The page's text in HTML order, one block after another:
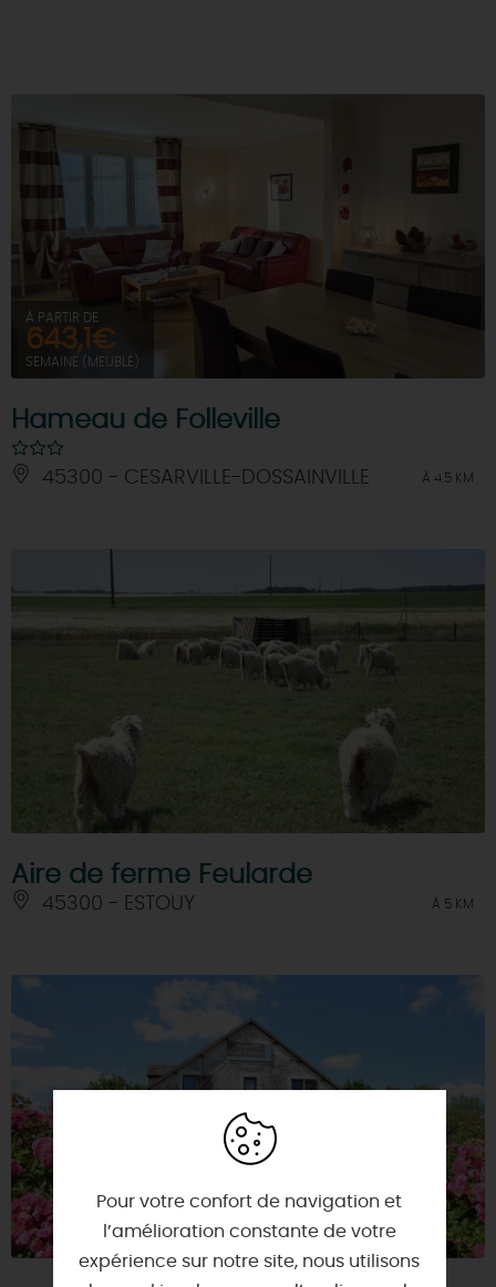
TOUT L'AGENDA
À PARTIR DE
643,1€
SEMAINE (MEUBLÉ)
Hameau de Folleville
45300 - CESARVILLE-DOSSAINVILLE À 4.5 KM
Aire de ferme Feularde
45300 - ESTOUY À 5 KM
Pour votre confort de navigation et
l’amélioration constante de votre
expérience sur notre site, nous utilisons